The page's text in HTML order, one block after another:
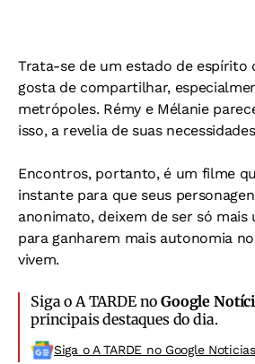
Trata-se de um estado de espírito
gosta de compartilhar,
metrópoles. Rémy e Mélanie
isso, a revelia de suas
Encontros, portanto, é um filme
instante para que seus
anonimato, deixem de ser só
para ganharem mais autonomia
vivem.
Siga o A TARDE noGoogle
principais destaques do dia.
Siga o A TARDE no Google Noticias